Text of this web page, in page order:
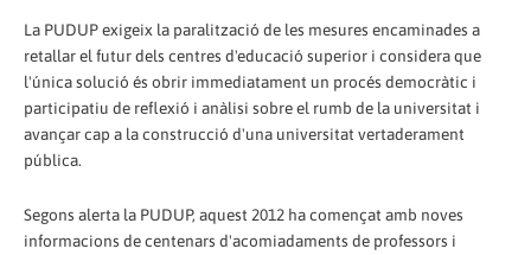
La PUDUP exigeix la paralització de les mesures encaminades a
retallar el futur dels centres d'educació superior i considera que
l'única solució és obrir immediatament un procés democràtic i
participatiu de reflexió i anàlisi sobre el rumb de la universitat i
avançar cap a la construcció d'una universitat vertaderament
pública.
Segons alerta la PUDUP, aquest 2012 ha començat amb noves
informacions de centenars d'acomiadaments de professors i